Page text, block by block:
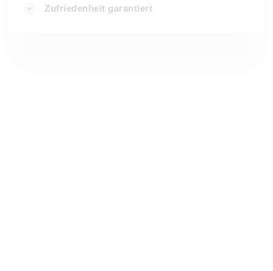
Zufriedenheit garantiert